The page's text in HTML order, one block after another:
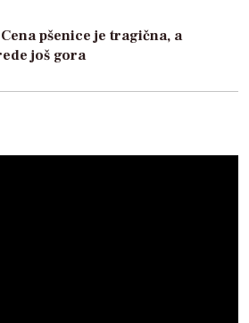
pšenice je tragična, a
još gora